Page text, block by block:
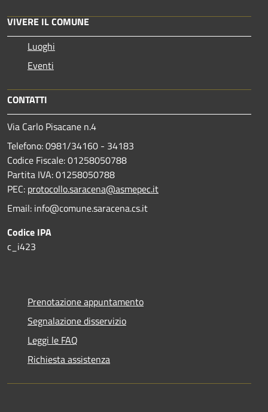
VIVERE IL COMUNE
Luoghi
Eventi
CONTATTI
Via Carlo Pisacane n.4
Telefono: 0981/34160 - 34183
Codice Fiscale: 01258050788
Partita IVA: 01258050788
PEC: protocollo.saracena@asmepec.it
Email: info@comune.saracena.cs.it
Codice IPA
c_i423
Prenotazione appuntamento
Segnalazione disservizio
Leggi le FAQ
Richiesta assistenza